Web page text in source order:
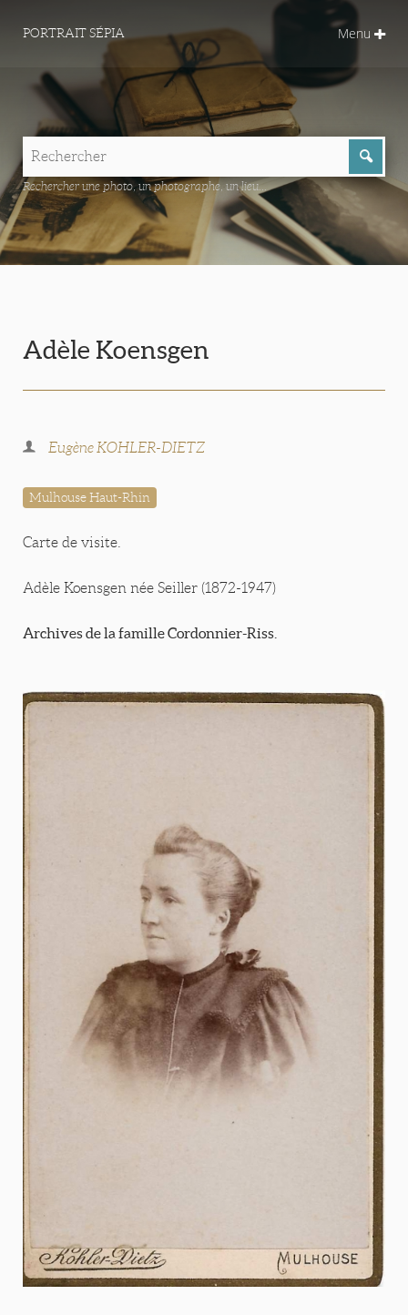
PORTRAIT SÉPIA Menu
Rechercher une photo, un photographe, un lieu...
Adèle Koensgen
Eugène KOHLER-DIETZ
Mulhouse Haut-Rhin
Carte de visite.
Adèle Koensgen née Seiller (1872-1947)
Archives de la famille Cordonnier-Riss.